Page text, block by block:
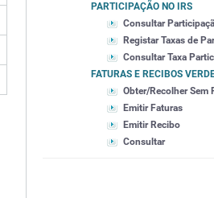
PARTICIPAÇÃO NO IRS
Consultar
Registar Taxas de
Consultar Taxa
FATURAS E RECIBOS
Obter/Recolher Sem
Emitir Faturas
Emitir Recibo
Consultar